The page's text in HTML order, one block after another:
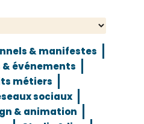
& manifestes
& événements
métiers
sociaux
& animation